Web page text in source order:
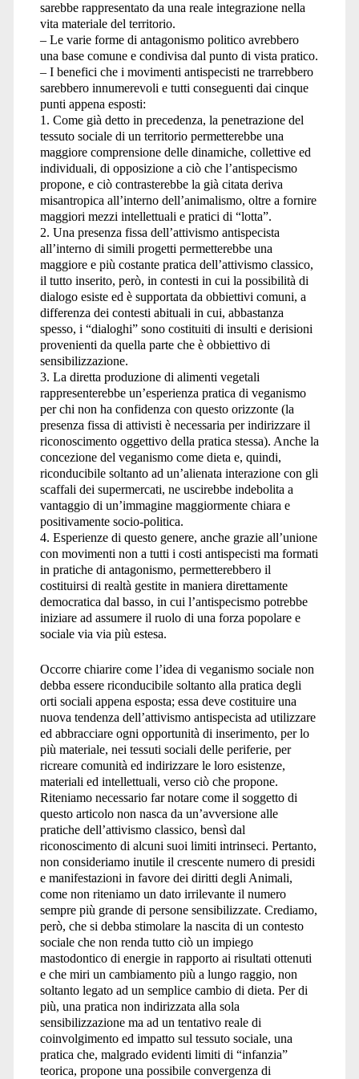
sarebbe rappresentato da una reale integrazione nella
vita materiale del territorio.
– Le varie forme di antagonismo politico avrebbero
una base comune e condivisa dal punto di vista pratico.
– I benefici che i movimenti antispecisti ne trarrebbero
sarebbero innumerevoli e tutti conseguenti dai cinque
punti appena esposti:
1. Come già detto in precedenza, la penetrazione del
tessuto sociale di un territorio permetterebbe una
maggiore comprensione delle dinamiche, collettive ed
individuali, di opposizione a ciò che l’antispecismo
propone, e ciò contrasterebbe la già citata deriva
misantropica all’interno dell’animalismo, oltre a fornire
maggiori mezzi intellettuali e pratici di “lotta”.
2. Una presenza fissa dell’attivismo antispecista
all’interno di simili progetti permetterebbe una
maggiore e più costante pratica dell’attivismo classico,
il tutto inserito, però, in contesti in cui la possibilità di
dialogo esiste ed è supportata da obbiettivi comuni, a
differenza dei contesti abituali in cui, abbastanza
spesso, i “dialoghi” sono costituiti di insulti e derisioni
provenienti da quella parte che è obbiettivo di
sensibilizzazione.
3. La diretta produzione di alimenti vegetali
rappresenterebbe un’esperienza pratica di veganismo
per chi non ha confidenza con questo orizzonte (la
presenza fissa di attivisti è necessaria per indirizzare il
riconoscimento oggettivo della pratica stessa). Anche la
concezione del veganismo come dieta e, quindi,
riconducibile soltanto ad un’alienata interazione con gli
scaffali dei supermercati, ne uscirebbe indebolita a
vantaggio di un’immagine maggiormente chiara e
positivamente socio-politica.
4. Esperienze di questo genere, anche grazie all’unione
con movimenti non a tutti i costi antispecisti ma formati
in pratiche di antagonismo, permetterebbero il
costituirsi di realtà gestite in maniera direttamente
democratica dal basso, in cui l’antispecismo potrebbe
iniziare ad assumere il ruolo di una forza popolare e
sociale via via più estesa.
Occorre chiarire come l’idea di veganismo sociale non
debba essere riconducibile soltanto alla pratica degli
orti sociali appena esposta; essa deve costituire una
nuova tendenza dell’attivismo antispecista ad utilizzare
ed abbracciare ogni opportunità di inserimento, per lo
più materiale, nei tessuti sociali delle periferie, per
ricreare comunità ed indirizzare le loro esistenze,
materiali ed intellettuali, verso ciò che propone.
Riteniamo necessario far notare come il soggetto di
questo articolo non nasca da un’avversione alle
pratiche dell’attivismo classico, bensì dal
riconoscimento di alcuni suoi limiti intrinseci. Pertanto,
non consideriamo inutile il crescente numero di presidi
e manifestazioni in favore dei diritti degli Animali,
come non riteniamo un dato irrilevante il numero
sempre più grande di persone sensibilizzate. Crediamo,
però, che si debba stimolare la nascita di un contesto
sociale che non renda tutto ciò un impiego
mastodontico di energie in rapporto ai risultati ottenuti
e che miri un cambiamento più a lungo raggio, non
soltanto legato ad un semplice cambio di dieta. Per di
più, una pratica non indirizzata alla sola
sensibilizzazione ma ad un tentativo reale di
coinvolgimento ed impatto sul tessuto sociale, una
pratica che, malgrado evidenti limiti di “infanzia”
teorica, propone una possibile convergenza di